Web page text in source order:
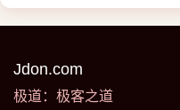
Jdon.com
极道：极客之道